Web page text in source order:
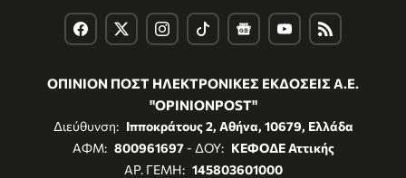
ΟΠΙΝΙΟΝ ΠΟΣΤ ΗΛΕΚΤΡΟΝΙΚΕΣ ΕΚΔΟΣΕΙΣ Α.Ε.
"OPINIONPOST"
Διεύθυνση: Ιπποκράτους 2, Αθήνα, 10679, Ελλάδα
ΑΦΜ: 800961697- ΔΟΥ: ΚΕΦΟΔΕ Αττικής
ΑΡ. ΓΕΜΗ: 145803601000